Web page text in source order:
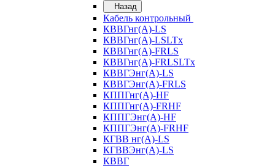
Назад
Кабель контрольный
КВВГнг(А)-LS
КВВГнг(А)-LSLTx
КВВГнг(А)-FRLS
КВВГнг(А)-FRLSLTx
КВВГЭнг(А)-LS
КВВГЭнг(А)-FRLS
КППГнг(А)-HF
КППГнг(А)-FRHF
КППГЭнг(А)-HF
КППГЭнг(А)-FRHF
КГВВ нг(А)-LS
КГВВЭнг(А)-LS
КВВГ